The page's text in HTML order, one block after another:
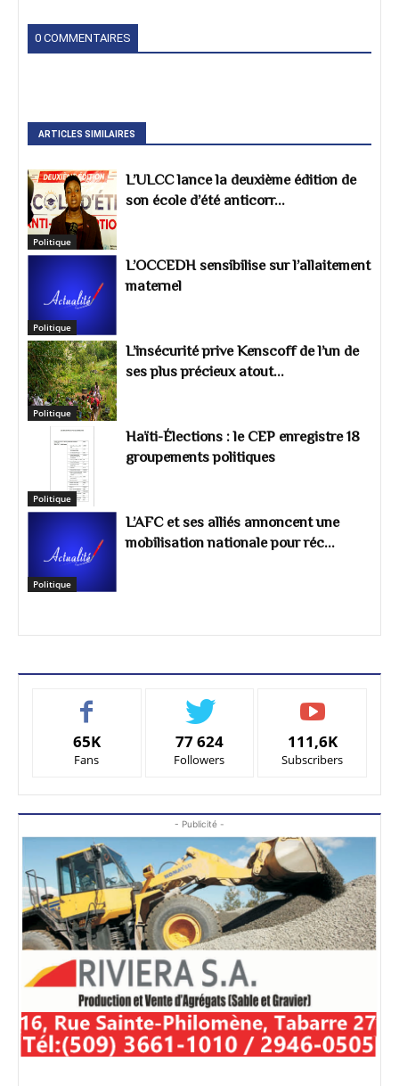
0 COMMENTAIRES
ARTICLES SIMILAIRES
Politique
L’ULCC lance la deuxième édition de
son école d’été anticorr...
Politique
L’OCCEDH sensibilise sur l’allaitement
maternel
Politique
L’insécurité prive Kenscoff de l’un de
ses plus précieux atout...
Politique
Haïti-Élections : le CEP enregistre 18
groupements politiques
Politique
L’AFC et ses alliés annoncent une
mobilisation nationale pour réc...
65K
Fans
77 624
Followers
111,6K
Subscribers
- Publicité -